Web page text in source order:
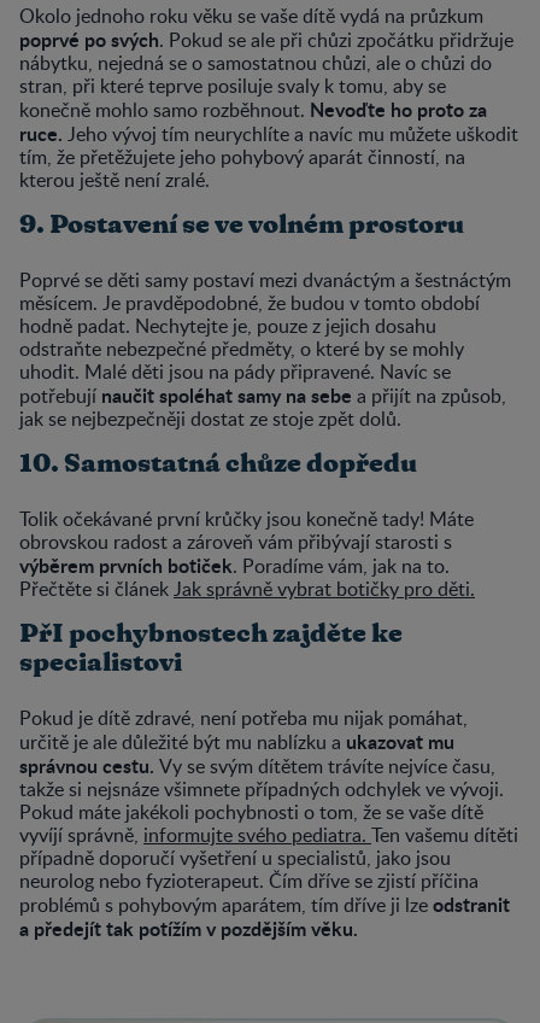
Okolo jednoho roku věku se vaše dítě vydá na průzkum
poprvé po svých. Pokud se ale při chůzi zpočátku přidržuje
nábytku, nejedná se o samostatnou chůzi, ale o chůzi do
stran, při které teprve posiluje svaly k tomu, aby se
konečně mohlo samo rozběhnout. Nevoďte ho proto za
ruce. Jeho vývoj tím neurychlíte a navíc mu můžete uškodit
tím, že přetěžujete jeho pohybový aparát činností, na
kterou ještě není zralé.
9. Postavení se ve volném prostoru
Poprvé se děti samy postaví mezi dvanáctým a šestnáctým
měsícem. Je pravděpodobné, že budou v tomto období
hodně padat. Nechytejte je, pouze z jejich dosahu
odstraňte nebezpečné předměty, o které by se mohly
uhodit. Malé děti jsou na pády připravené. Navíc se
potřebují naučit spoléhat samy na sebe a přijít na způsob,
jak se nejbezpečněji dostat ze stoje zpět dolů.
10. Samostatná chůze dopředu
Tolik očekávané první krůčky jsou konečně tady! Máte
obrovskou radost a zároveň vám přibývají starosti s
výběrem prvních botiček. Poradíme vám, jak na to.
Přečtěte si článekJak správně vybrat botičky pro děti.
PřI pochybnostech zajděte ke
specialistovi
Pokud je dítě zdravé, není potřeba mu nijak pomáhat,
určitě je ale důležité být mu nablízku a ukazovat mu
správnou cestu. Vy se svým dítětem trávíte nejvíce času,
takže si nejsnáze všimnete případných odchylek ve vývoji.
Pokud máte jakékoli pochybnosti o tom, že se vaše dítě
vyvíjí správně, informujte svého pediatra. Ten vašemu dítěti
případně doporučí vyšetření u specialistů, jako jsou
neurolog nebo fyzioterapeut. Čím dříve se zjistí příčina
problémů s pohybovým aparátem, tím dříve ji lzeodstranit
a předejít tak potížím v pozdějším věku.